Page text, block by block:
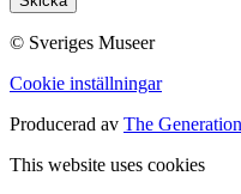
© Sveriges Museer
Cookie inställningar
Producerad av The Generation
This website uses cookies